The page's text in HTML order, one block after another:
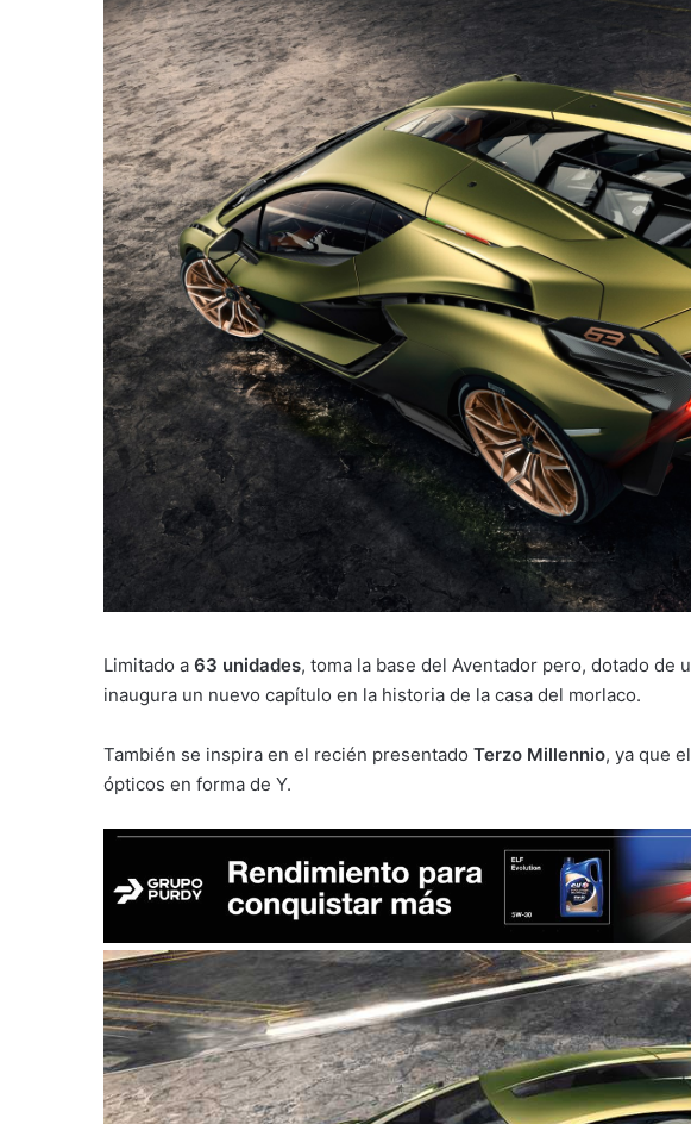
Limitado a 63 unidades, toma la base del Aventador pero, dotado de
inaugura un nuevo capítulo en la historia de la casa del morlaco.
También se inspira en el recién presentado Terzo Millennio, ya que
ópticos en forma de Y.